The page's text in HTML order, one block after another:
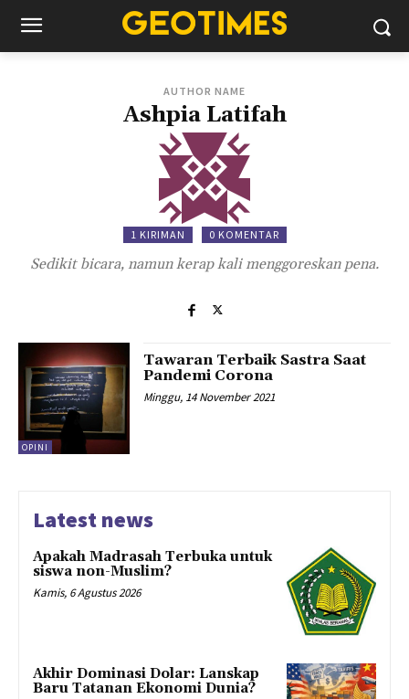
AUTHOR NAME
Ashpia Latifah
1 KIRIMAN 0 KOMENTAR
Sedikit bicara, namun kerap kali menggoreskan pena.
OPINI
Tawaran Terbaik Sastra Saat
Pandemi Corona
Minggu, 14 November 2021
Latest news
Apakah Madrasah Terbuka untuk
siswa non-Muslim?
Kamis, 6 Agustus 2026
Akhir Dominasi Dolar: Lanskap
Baru Tatanan Ekonomi Dunia?